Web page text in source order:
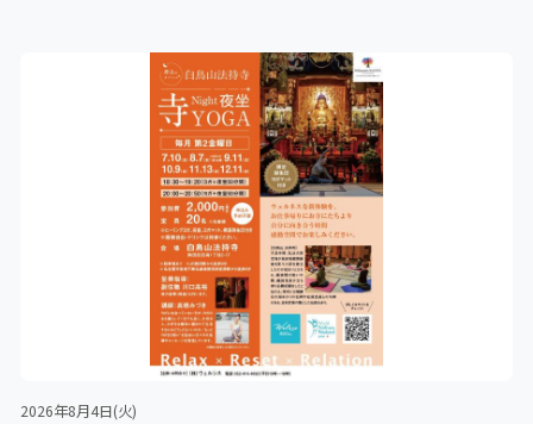
2026年8月4日(火)